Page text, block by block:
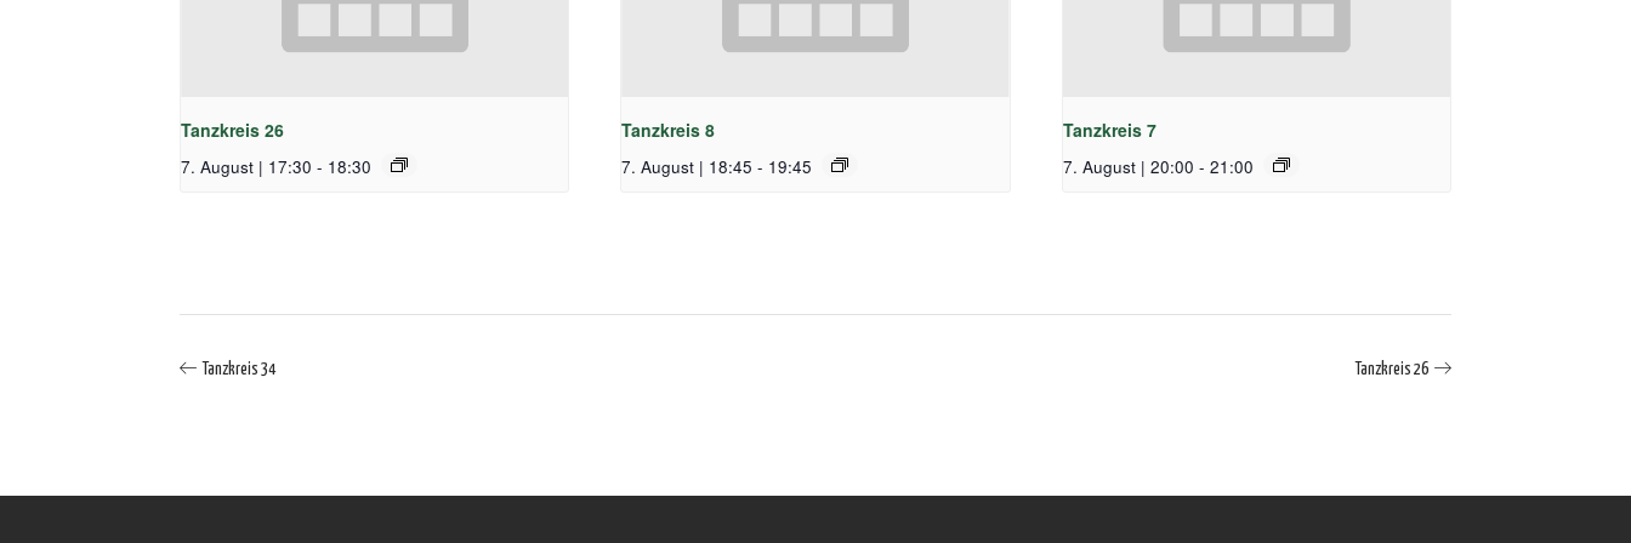
Tanzkreis 26
7. August | 17:30 - 18:30
Tanzkreis 8
7. August | 18:45 - 19:45
Tanzkreis 7
7. August | 20:00 - 21:00
Tanzkreis 34 Tanzkreis 26